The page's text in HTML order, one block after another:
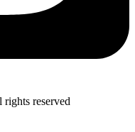
reserved